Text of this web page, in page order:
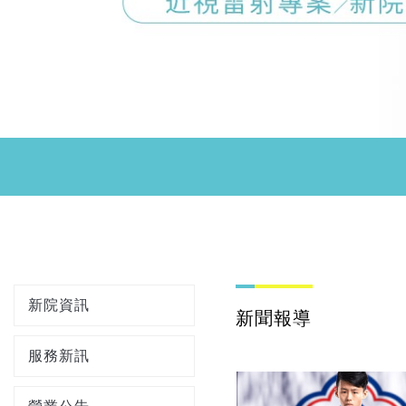
新院資訊
服務新訊
新聞報導